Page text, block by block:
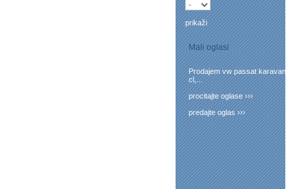
prikaži
Mali oglasi
Prodajem vw passat karavan
cl,...
procitajte oglase ›››
predajte oglas ›››